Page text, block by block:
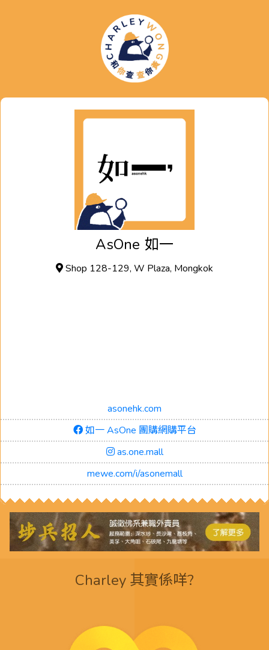
AsOne 如一
Shop 128-129, W Plaza, Mongkok
asonehk.com
如一 AsOne 團購網購平台
as.one.mall
mewe.com/i/asonemall
Charley 其實係咩?